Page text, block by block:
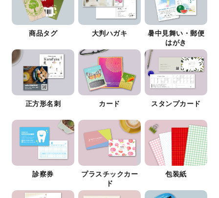
商品タグ 大判ハガキ
暑中見舞い・郵便
はがき
正方形名刺 カード スタンプカード
診察券
プラスチックカー
ド
包装紙